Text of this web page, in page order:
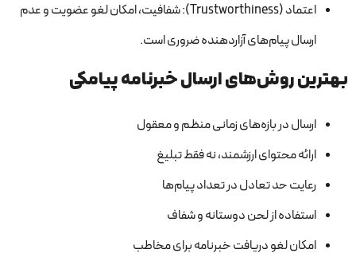
اعتماد (Trustworthiness): شفافیت، امکان لغو عضویت و عدم
ارسال پیام‌های آزاردهنده ضروری است.
بهترین روش‌های ارسال خبرنامه پیامکی
ارسال در بازه‌های زمانی منظم و معقول
ارائه محتوای ارزشمند، نه فقط تبلیغ
رعایت حد تعادل در تعداد پیام‌ها
استفاده از لحن دوستانه و شفاف
امکان لغو دریافت خبرنامه برای مخاطب